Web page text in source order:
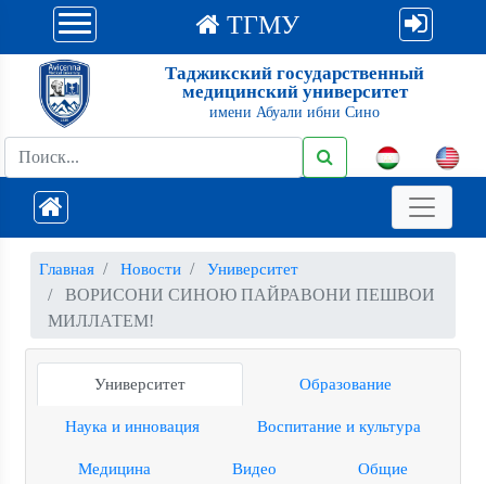
ТГМУ
Таджикский государственный
медицинский университет
имени Абуали ибни Сино
Главная Новости Университет
ВОРИСОНИ СИНОЮ ПАЙРАВОНИ ПЕШВОИ
МИЛЛАТЕМ!
Университет Образование
Наука и инновация Воспитание и культура
Медицина Видео Общие